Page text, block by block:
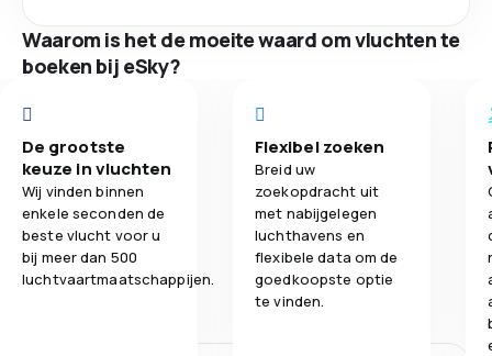
Waarom is het de moeite waard om vluchten te
boeken bij eSky?
De grootste
keuze in vluchten
Wij vinden binnen
enkele seconden de
beste vlucht voor u
bij meer dan 500
luchtvaartmaatschappijen.
Flexibel zoeken
Breid uw
zoekopdracht uit
met nabijgelegen
luchthavens en
flexibele data om de
goedkoopste optie
te vinden.